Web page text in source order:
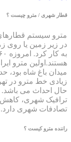
قطار شهری / مترو چیست ؟
مترو سیستم
در زیر زمین یا روی
به کار کرد. امروزه
هستند.اولین مترو
میدان باغ شاه بود،
زیادی خط مترو در
حال احداث می باشد.
ترافیک شهری،
تصادفات شهری دارد.
راننده مترو کیست ؟